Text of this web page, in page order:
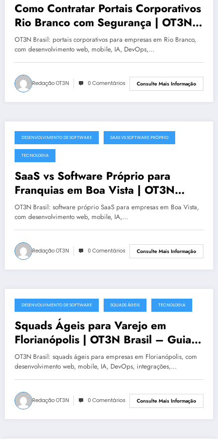
Como Contratar Portais Corporativos
Rio Branco com Segurança | OT3N
Brasil
OT3N Brasil: portais corporativos para empresas em Rio Branco,
com desenvolvimento web, mobile, IA, DevOps,…
Redação OT3N 0 Comentários Consulte Mais Informação
julho 19, 2025
DESENVOLVIMENTO DE SOFTWARE SAAS VS SOFTWARE PRÓPRIO
TECNOLOGIA
SaaS vs Software Próprio para
Franquias em Boa Vista | OT3N
Brasil – Guia 1481
OT3N Brasil: software próprio SaaS para empresas em Boa Vista,
com desenvolvimento web, mobile, IA,…
Redação OT3N 0 Comentários Consulte Mais Informação
julho 19, 2025
DESENVOLVIMENTO DE SOFTWARE SQUADS ÁGEIS TECNOLOGIA
Squads Ágeis para Varejo em
Florianópolis | OT3N Brasil – Guia
0991
OT3N Brasil: squads ágeis para empresas em Florianópolis, com
desenvolvimento web, mobile, IA, DevOps, integrações,…
Redação OT3N 0 Comentários Consulte Mais Informação